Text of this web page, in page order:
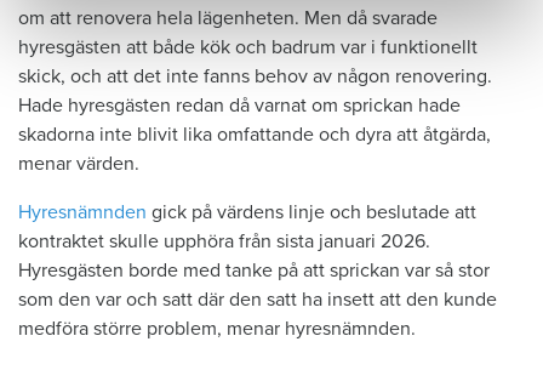
om att renovera hela lägenheten. Men då svarade
hyresgästen att både kök och badrum var i funktionellt
skick, och att det inte fanns behov av någon renovering.
Hade hyresgästen redan då varnat om sprickan hade
skadorna inte blivit lika omfattande och dyra att åtgärda,
menar värden.
Hyresnämnden gick på värdens linje och beslutade att
kontraktet skulle upphöra från sista januari 2026.
Hyresgästen borde med tanke på att sprickan var så stor
som den var och satt där den satt ha insett att den kunde
medföra större problem, menar hyresnämnden.